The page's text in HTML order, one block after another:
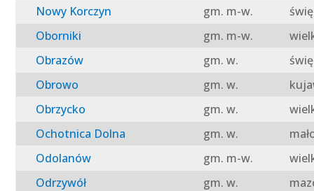
Nowy Korczyn
gm. m-w.
Oborniki
gm. m-w.
Obrazów
gm. w.
Obrowo
gm. w.
Obrzycko
gm. w.
Ochotnica Dolna
gm. w.
Odolanów
gm. m-w.
Odrzywół
gm. w.